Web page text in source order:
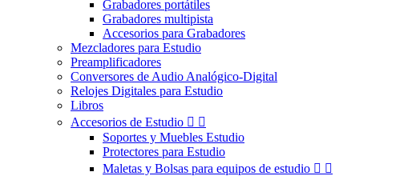
Grabadores portátiles
Grabadores multipista
Accesorios para Grabadores
Mezcladores para Estudio
Preamplificadores
Conversores de Audio Analógico-Digital
Relojes Digitales para Estudio
Libros
Accesorios de Estudio  
Soportes y Muebles Estudio
Protectores para Estudio
Maletas y Bolsas para equipos de estudio  